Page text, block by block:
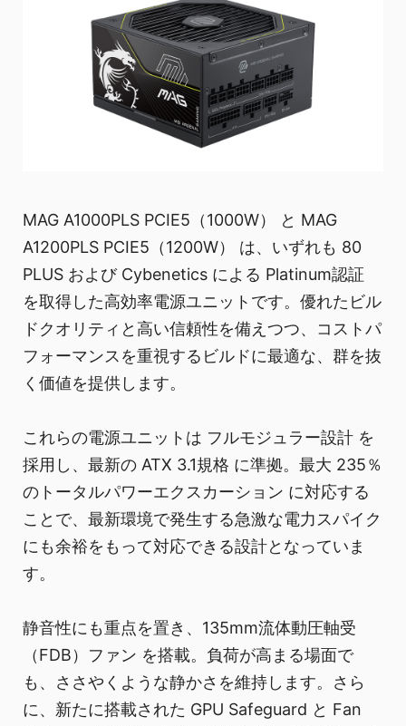
MAG A1000PLS PCIE5（1000W） と MAG
A1200PLS PCIE5（1200W） は、いずれも 80
PLUS および Cybenetics による Platinum認証
を取得した高効率電源ユニットです。優れたビル
ドクオリティと高い信頼性を備えつつ、コストパ
フォーマンスを重視するビルドに最適な、群を抜
く価値を提供します。
これらの電源ユニットは フルモジュラー設計 を
採用し、最新の ATX 3.1規格 に準拠。最大 235％
のトータルパワーエクスカーション に対応する
ことで、最新環境で発生する急激な電力スパイク
にも余裕をもって対応できる設計となっていま
す。
静音性にも重点を置き、135mm流体動圧軸受
（FDB）ファン を搭載。負荷が高まる場面で
も、ささやくような静かさを維持します。さら
に、新たに搭載された GPU Safeguard と Fan